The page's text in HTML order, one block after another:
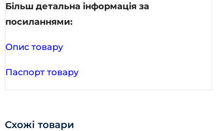
Більш детальна інформація за
посиланнями:
Опис товару
Паспорт товару
Схожі товари